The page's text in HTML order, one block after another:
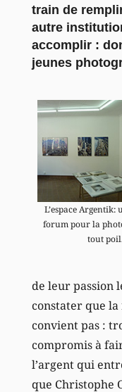
train de
autre
accomplir :
jeunes
L’espace Argentik:
forum pour la
tout
de leur passion
constater que
convient pas :
compromis à
l’argent qui
que Christophe